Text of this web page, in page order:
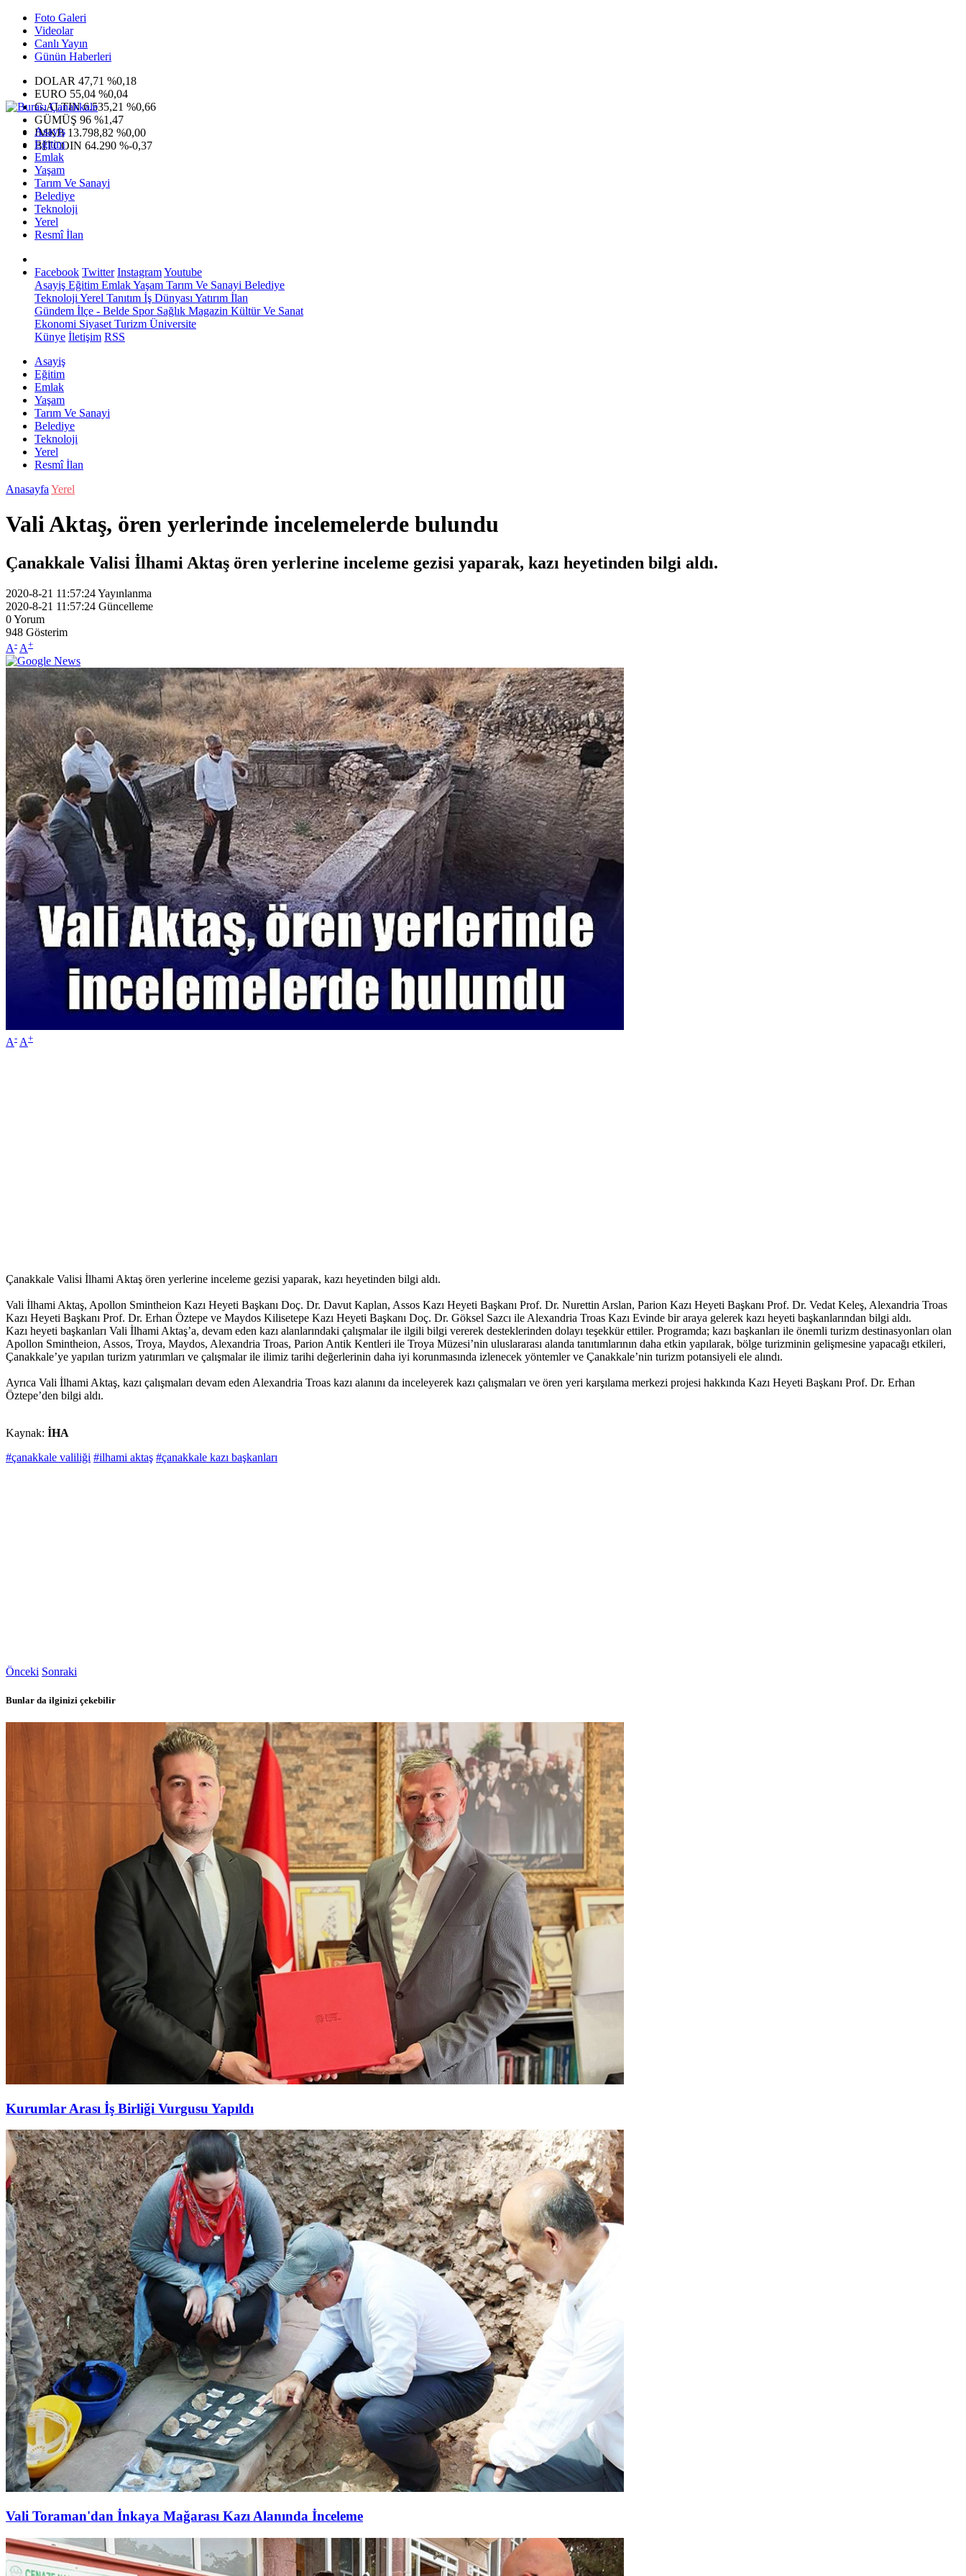
Foto Galeri
Videolar
Canlı Yayın
Günün Haberleri
DOLAR 47,71 %0,18
EURO 55,04 %0,04
G.ALTIN6.535,21 %0,66
GÜMÜŞ 96 %1,47
IMKB 13.798,82 %0,00
BITCOIN 64.290 %-0,37
Asayiş
Eğitim
Emlak
Yaşam
Tarım Ve Sanayi
Belediye
Teknoloji
Yerel
Resmî İlan
Facebook Twitter InstagramYoutube
Asayiş Eğitim EmlakYaşam Tarım Ve Sanayi Belediye
Teknoloji Yerel Tanıtım İş Dünyası Yatırım İlan
Gündem İlçe - Belde SporSağlık Magazin Kültür Ve Sanat
Ekonomi Siyaset Turizm Üniversite
Künye İletişim RSS
Asayiş
Eğitim
Emlak
Yaşam
Tarım Ve Sanayi
Belediye
Teknoloji
Yerel
Resmî İlan
Anasayfa Yerel
Vali Aktaş, ören yerlerinde incelemelerde bulundu
Çanakkale Valisi İlhami Aktaş ören yerlerine inceleme gezisi yaparak, kazı heyetinden bilgi aldı.
2020-8-21 11:57:24Yayınlanma
2020-8-21 11:57:24 Güncelleme
0Yorum
948 Gösterim
A- A+
A- A+
Çanakkale Valisi İlhami Aktaş ören yerlerine inceleme gezisi yaparak, kazı heyetinden bilgi aldı.
Vali İlhami Aktaş, Apollon Smintheion Kazı Heyeti Başkanı Doç. Dr. Davut Kaplan, Assos Kazı Heyeti Başkanı Prof. Dr. Nurettin Arslan, Parion Kazı Heyeti Başkanı Prof. Dr. Vedat Keleş, Alexandria Troas
Kazı Heyeti Başkanı Prof. Dr. Erhan Öztepe ve Maydos Kilisetepe Kazı Heyeti Başkanı Doç. Dr. Göksel Sazcı ile Alexandria Troas Kazı Evinde bir araya gelerek kazı heyeti başkanlarından bilgi aldı.
Kazı heyeti başkanları Vali İlhami Aktaş’a, devam eden kazı alanlarındaki çalışmalar ile ilgili bilgi vererek desteklerinden dolayı teşekkür ettiler. Programda; kazı başkanları ile önemli turizm destinasyonları olan
Apollon Smintheion, Assos, Troya, Maydos, Alexandria Troas, Parion Antik Kentleri ile Troya Müzesi’nin uluslararası alanda tanıtımlarının daha etkin yapılarak, bölge turizminin gelişmesine yapacağı etkileri,
Çanakkale’ye yapılan turizm yatırımları ve çalışmalar ile ilimiz tarihi değerlerinin daha iyi korunmasında izlenecek yöntemler ve Çanakkale’nin turizm potansiyeli ele alındı.
Ayrıca Vali İlhami Aktaş, kazı çalışmaları devam eden Alexandria Troas kazı alanını da inceleyerek kazı çalışmaları ve ören yeri karşılama merkezi projesi hakkında Kazı Heyeti Başkanı Prof. Dr. Erhan
Öztepe’den bilgi aldı.
Kaynak: İHA
#çanakkale valiliği #ilhami aktaş #çanakkale kazı başkanları
Önceki Sonraki
Bunlar da ilginizi çekebilir
Kurumlar Arası İş Birliği Vurgusu Yapıldı
Vali Toraman'dan İnkaya Mağarası Kazı Alanında İnceleme